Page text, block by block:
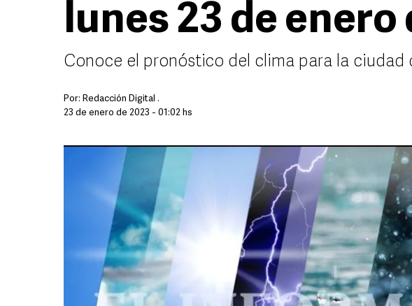
lunes 23 de enero
Conoce el pronóstico del clima para la ciudad
Por: Redacción Digital .
23 de enero de 2023 - 01:02 hs